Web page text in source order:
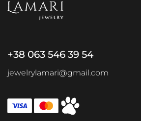
+38 063 546 39 54
jewelrylamari@gmail.com